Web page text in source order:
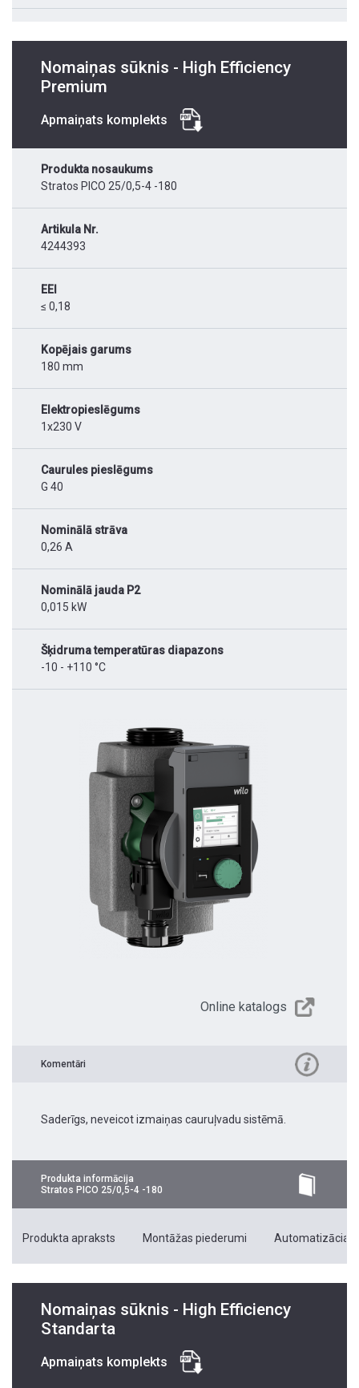
Nomaiņas sūknis - High Efficiency
Premium
Apmaiņats komplekts
Produkta nosaukums
Stratos PICO 25/0,5-4 -180
Artikula Nr.
4244393
EEI
≤ 0,18
Kopējais garums
180 mm
Elektropieslēgums
1x230 V
Caurules pieslēgums
G 40
Nominālā strāva
0,26 A
Nominālā jauda P2
0,015 kW
Šķidruma temperatūras diapazons
-10 - +110 °C
Online katalogs
Komentāri
Saderīgs, neveicot izmaiņas cauruļvadu sistēmā.
Produkta informācija
Stratos PICO 25/0,5-4 -180
Produkta apraksts Montāžas piederumi Automatizācias
Nomaiņas sūknis - High Efficiency
Standarta
Apmaiņats komplekts